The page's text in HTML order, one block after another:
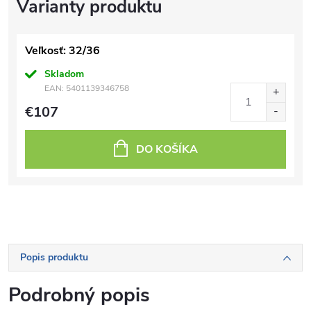
Veľkosť: 32/36
Skladom
EAN: 5401139346758
€107
DO KOŠÍKA
Popis produktu
Podrobný popis